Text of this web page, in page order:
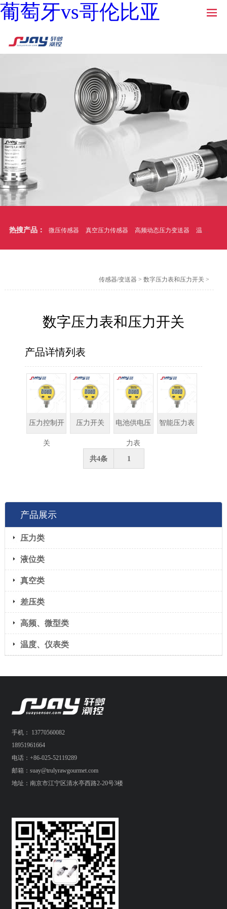
葡萄牙vs哥伦比亚
热搜产品： 微压传感器 真空压力传感器 高频动态压力变送器 温压一体式压力传感器
传感器/变送器 >数字压力表和压力开关 >
数字压力表和压力开关
产品详情列表
压力控制开
关
压力开关 电池供电压
力表
智能压力表
共4条 1
产品展示
压力类
液位类
真空类
差压类
高频、微型类
温度、仪表类
手机： 13770560082
18951961664
电话：+86-025-52119289
邮箱：suay@trulyrawgourmet.com
地址：南京市江宁区清水亭西路2-20号3楼